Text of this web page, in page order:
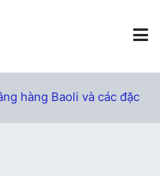
hàng Baoli và các đặc